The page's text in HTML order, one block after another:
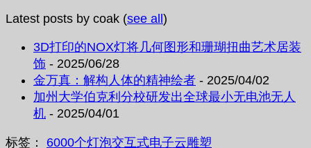
Latest posts by coak (see all )
3D打印的NOX灯将几何图形和珊瑚扭曲艺术居装
饰 - 2025/06/28
金万真：解构人体的精神绘者 - 2025/04/02
加州大学伯克利分校研发出全球最小无电池无人
机 - 2025/04/01
标签： 6000个灯泡交互式电子云雕塑